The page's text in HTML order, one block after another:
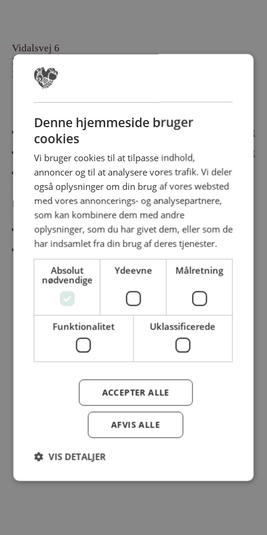
Vidalsvej 6
DK-9230 Svenstrup
Denmark
Cateringmesse Nord
Cateringmesse Midt
Cateringmesse Syd
Cateringmesse Øst
Cateringmesse Thy
Information
Cookiepolitk
Persondatapolitik
© Dansk Cater A/S - All rights reserved
Denne hjemmeside bruger
cookies
Vi bruger cookies til at tilpasse indhold,
annoncer og til at analysere vores trafik. Vi deler
også oplysninger om din brug af vores websted
med vores annoncerings- og analysepartnere,
som kan kombinere dem med andre
oplysninger, som du har givet dem, eller som de
har indsamlet fra din brug af deres tjenester.
Absolut
nødvendige
Ydeevne Målretning
Funktionalitet Uklassificerede
ACCEPTER ALLE
AFVIS ALLE
VIS DETALJER